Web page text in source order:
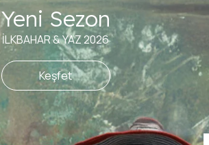
Yeni Sezon
İLKBAHAR & YAZ 2026
Keşfet